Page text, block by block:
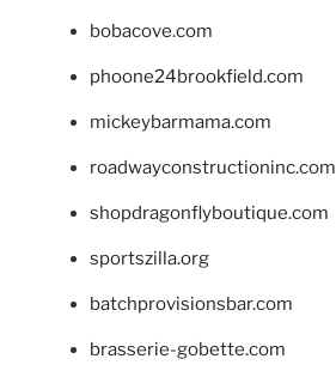
bobacove.com
phoone24brookfield.com
mickeybarmama.com
roadwayconstructioninc.com
shopdragonflyboutique.com
sportszilla.org
batchprovisionsbar.com
brasserie-gobette.com